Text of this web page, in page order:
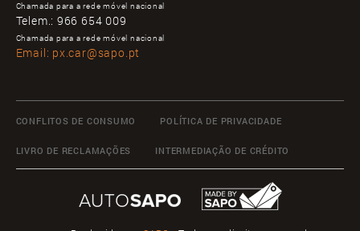
Chamada para a rede móvel nacional
Telem.: 966 654 009
Chamada para a rede móvel nacional
Email: px.car@sapo.pt
CONFLITOS DE CONSUMO POLÍTICA DE PRIVACIDADE
LIVRO DE RECLAMAÇÕES INTERMEDIAÇÃO DE CRÉDITO